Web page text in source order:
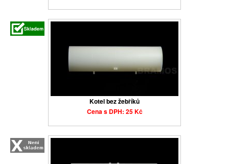
Kotel bez žebříků
Cena s DPH: 25 Kč